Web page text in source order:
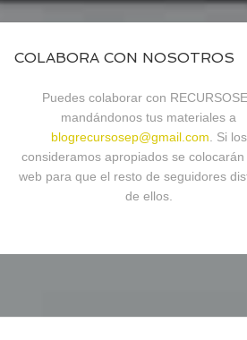
COLABORA CON NOSOTROS
Puedes colaborar con
mandándonos tus materiales a
blogrecursosep@gmail.com . Si los
consideramos apropiados se colocarán
web para que el resto de seguidores
de ellos.